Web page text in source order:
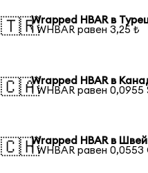
🇹🇷Wrapped HBAR в
1 WHBAR равен 3,25 ₺
🇨🇦Wrapped HBAR в
1 WHBAR равен 0,0955
🇨🇭Wrapped HBAR в
1 WHBAR равен 0,0553